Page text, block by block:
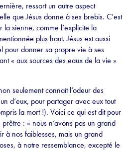
ressort un autre aspect
que Jésus donne à ses brebis. C’est
la sienne, comme l’explicite la
plus haut. Jésus est aussi
pour donner sa propre vie à ses
« aux sources des eaux de la vie »
seulement connaît l’odeur des
d’eux, pour partager avec eux tout
la mort !). Voici ce qui est dit pour
: « nous n’avons pas un grand
à nos faiblesses, mais un grand
à notre ressemblance, excepté le